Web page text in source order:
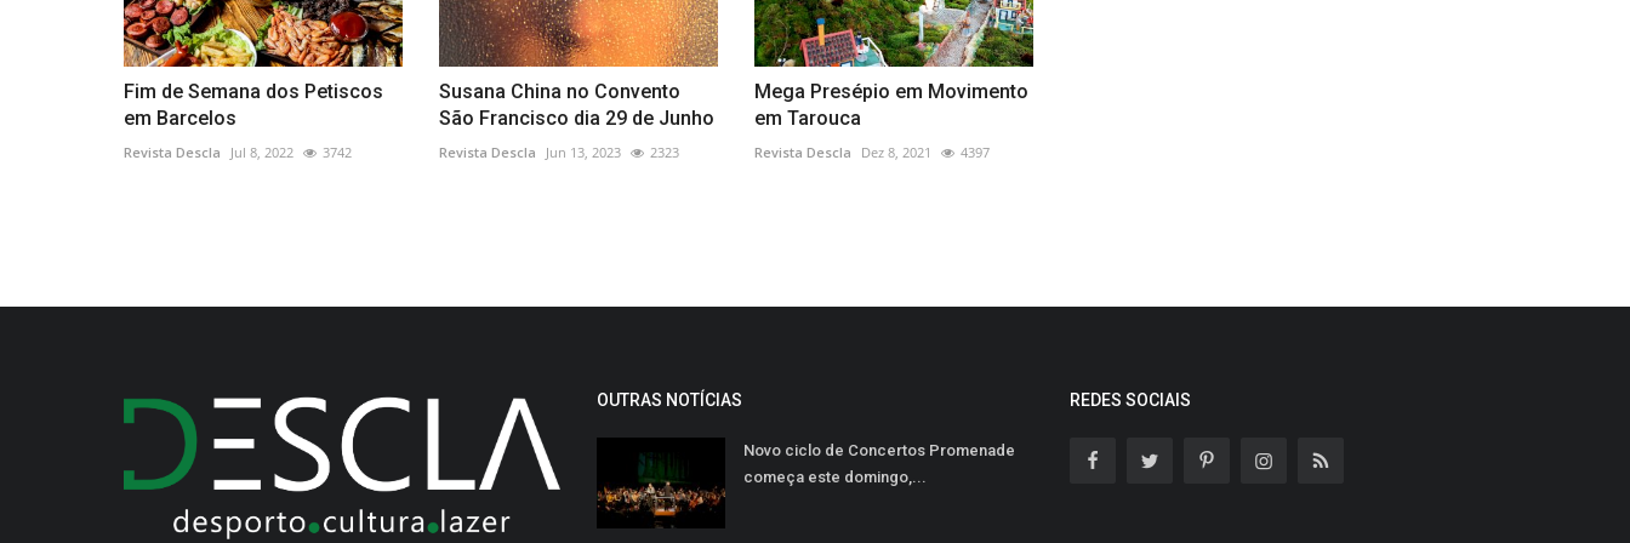
Fim de Semana dos Petiscos
em Barcelos
Revista Descla Jul 8, 2022 3742
Susana China no Convento
São Francisco dia 29 de Junho
Revista Descla Jun 13, 2023 2323
Mega Presépio em Movimento
em Tarouca
Revista Descla Dez 8, 2021 4397
OUTRAS NOTÍCIAS
Novo ciclo de Concertos Promenade
começa este domingo,...
REDES SOCIAIS